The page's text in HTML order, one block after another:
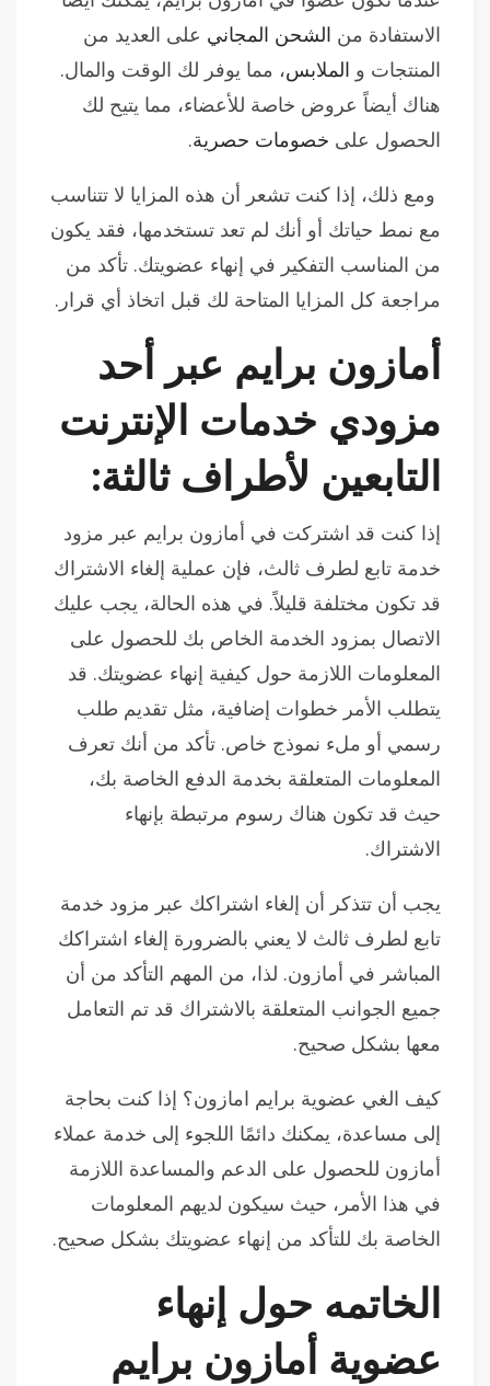
الاستفادة من الشحن المجاني على العديد من
المنتجات و الملابس، مما يوفر لك الوقت والمال.
هناك أيضاً عروض خاصة للأعضاء، مما يتيح لك
الحصول على خصومات حصرية.
ومع ذلك، إذا كنت تشعر أن هذه المزايا لا تتناسب
مع نمط حياتك أو أنك لم تعد تستخدمها، فقد يكون
من المناسب التفكير في إنهاء عضويتك. تأكد من
مراجعة كل المزايا المتاحة لك قبل اتخاذ أي قرار.
أمازون برايم عبر أحد
مزودي خدمات الإنترنت
التابعين لأطراف ثالثة:
إذا كنت قد اشتركت في أمازون برايم عبر مزود
خدمة تابع لطرف ثالث، فإن عملية إلغاء الاشتراك
قد تكون مختلفة قليلاً. في هذه الحالة، يجب عليك
الاتصال بمزود الخدمة الخاص بك للحصول على
المعلومات اللازمة حول كيفية إنهاء عضويتك. قد
يتطلب الأمر خطوات إضافية، مثل تقديم طلب
رسمي أو ملء نموذج خاص. تأكد من أنك تعرف
المعلومات المتعلقة بخدمة الدفع الخاصة بك،
حيث قد تكون هناك رسوم مرتبطة بإنهاء
الاشتراك.
يجب أن تتذكر أن إلغاء اشتراكك عبر مزود خدمة
تابع لطرف ثالث لا يعني بالضرورة إلغاء اشتراكك
المباشر في أمازون. لذا، من المهم التأكد من أن
جميع الجوانب المتعلقة بالاشتراك قد تم التعامل
معها بشكل صحيح.
كيف الغي عضوية برايم امازون؟ إذا كنت بحاجة
إلى مساعدة، يمكنك دائمًا اللجوء إلى خدمة عملاء
أمازون للحصول على الدعم والمساعدة اللازمة
في هذا الأمر، حيث سيكون لديهم المعلومات
الخاصة بك للتأكد من إنهاء عضويتك بشكل صحيح.
الخاتمه حول إنهاء
عضوية أمازون برايم